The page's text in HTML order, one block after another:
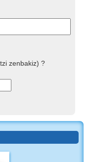
zenbakiz) ?